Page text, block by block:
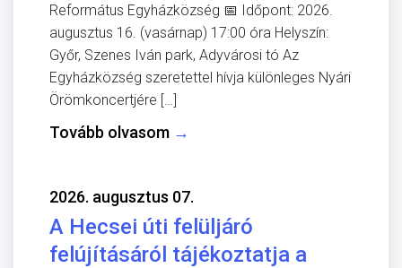
Református Egyházközség 📅 Időpont: 2026.
augusztus 16. (vasárnap) 17:00 óra Helyszín:
Győr, Szenes Iván park, Adyvárosi tó Az
Egyházközség szeretettel hívja különleges Nyári
Örömkoncertjére […]
Tovább olvasom →
2026. augusztus 07.
A Hecsei úti felüljáró
felújításáról tájékoztatja a